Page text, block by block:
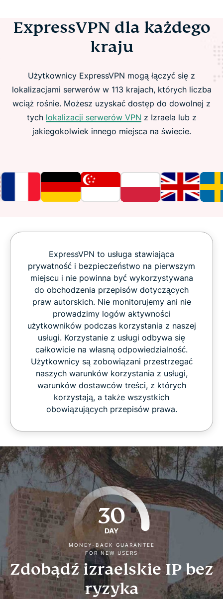
ExpressVPN dla każdego
kraju
Użytkownicy ExpressVPN mogą łączyć się z
lokalizacjami serwerów w 113 krajach, których liczba
wciąż rośnie. Możesz uzyskać dostęp do dowolnej z
tych lokalizacji serwerów VPN z Izraela lub z
jakiegokolwiek innego miejsca na świecie.
ExpressVPN to usługa stawiająca
prywatność i bezpieczeństwo na pierwszym
miejscu i nie powinna być wykorzystywana
do obchodzenia przepisów dotyczących
praw autorskich. Nie monitorujemy ani nie
prowadzimy logów aktywności
użytkowników podczas korzystania z naszej
usługi. Korzystanie z usługi odbywa się
całkowicie na własną odpowiedzialność.
Użytkownicy są zobowiązani przestrzegać
naszych warunków korzystania z usługi,
warunków dostawców treści, z których
korzystają, a także wszystkich
obowiązujących przepisów prawa.
30
DAY
MONEY-BACK GUARANTEE
FOR NEW USERS
Zdobądź izraelskie IP bez
ryzyka